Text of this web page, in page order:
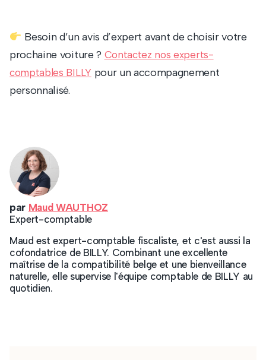
Besoin d’un avis d’expert avant de choisir votre
prochaine voiture ? Contactez nos experts-
comptables BILLY pour un accompagnement
personnalisé.
par Maud WAUTHOZ
Expert-comptable
Maud est expert-comptable fiscaliste, et c'est aussi la
cofondatrice de BILLY. Combinant une excellente
maîtrise de la compatibilité belge et une bienveillance
naturelle, elle supervise l'équipe comptable de BILLY au
quotidien.